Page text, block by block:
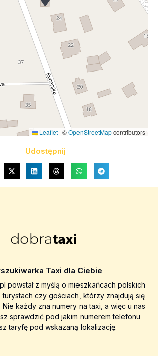
Leaflet | ©OpenStreetMapcontributors
Udostępnij
Taxi dla Ciebie
powstał z myślą o mieszkańcach polskich
turystach czy gościach, którzy znajdują się
Nie każdy zna numery na taxi, a więc u nas
sprawdzić pod jakim numerem telefonu
taryfę pod wskazaną lokalizację.